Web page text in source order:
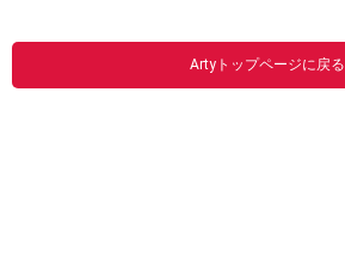
Artyトップページに戻る